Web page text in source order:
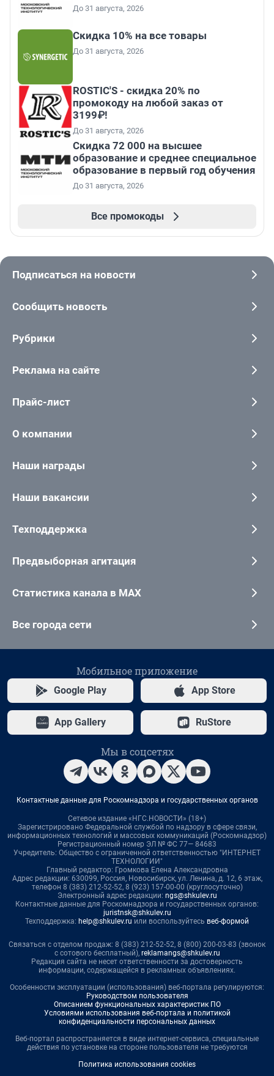
До 31 августа, 2026
Скидка 10% на все товары
До 31 августа, 2026
ROSTIC'S - скидка 20% по
промокоду на любой заказ от
3199₽!
До 31 августа, 2026
Скидка 72 000 на высшее
образование и среднее специальное
образование в первый год обучения
До 31 августа, 2026
Все промокоды